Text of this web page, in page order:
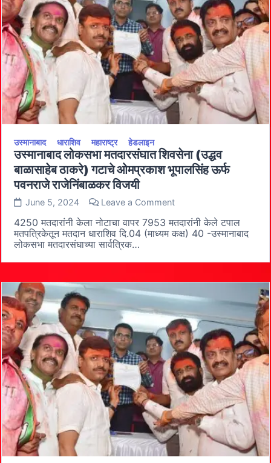
उस्मानाबाद धाराशिव महाराष्ट्र हेडलाइन
उस्मानाबाद लोकसभा मतदारसंघात शिवसेना (उद्धव
बाळासाहेब ठाकरे) गटाचे ओमप्रकाश भूपालसिंह ऊर्फ
पवनराजे राजेनिंबाळकर विजयी
June 5, 2024 Leave a Commenton
लोकसभा
मतदारसंघात
शिवसेना
बाळासाहेब
भूपालसिंह
पवनराजे
राजेनिंबाळकर
विजयी
4250 मतदारांनी केला नोटाचा वापर 7953 मतदारांनी केले टपाल
मतपत्रिकेतून मतदान धाराशिव दि.04 (माध्यम कक्ष) 40 -उस्मानाबाद
लोकसभा मतदारसंघाच्या सार्वत्रिक…